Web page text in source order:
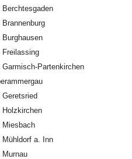
Freilassing
Partenkirchen
Holzkirchen
Miesbach
Mühldorf a. Inn
Murnau